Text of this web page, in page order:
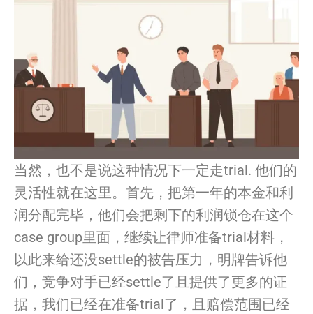
当然，也不是说这种情况下一定走trial. 他们的
灵活性就在这里。首先，把第一年的本金和利
润分配完毕， 他们会把剩下的利润锁仓在这个
case group里面，继续让律师准备trial材料，
以此来给还没settle的被告压力，明牌告诉他
们， 竞争对手已经settle了且提供了更多的证
据， 我们已经在准备trial了，且赔偿范围已经